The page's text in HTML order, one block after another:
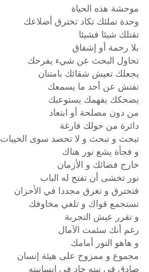
موحشة هذه الحياة
وحدة تملئك تكاد تخترق أضلاعك
تقتلك شيئا فشيئا
بلا رحمة أو إشفاق
تحاول البحث عن شيء يفرحك
يجعلك تعيش شقائك بامتنان
تفتش عن أحد ما يسمعك
يضحكك يفهمك يستوعبك
من دون مصلحة أو ابتعاد
دائرة من حولك فارغة
تبحث و تبحث و لا تحصد سوى الخيبات
و فجأة يشع نور هناك
خارج فضائك و الأزمان
نور تخشى أن تفتح له الباب
فتحترق و تغرق مجددا في الأحزان
تستجمع قواك و تلغي مخاوفك
و تقرر عيش التجربة
رغم أنك سئمت الآمال
و هاهو النور أمامك
مجموع و ممزوج على هيئة إنسان
صادق في نيته جاد في إنسانيته